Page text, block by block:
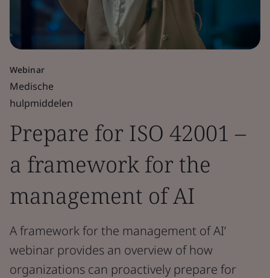
Webinar
Medische
hulpmiddelen
Prepare for ISO 42001 –
a framework for the
management of AI
A framework for the management of AI’
webinar provides an overview of how
organizations can proactively prepare for